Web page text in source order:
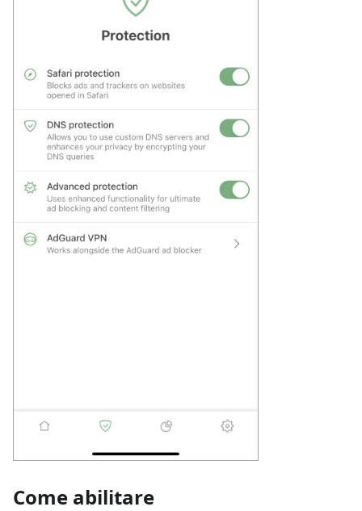
Come abilitare